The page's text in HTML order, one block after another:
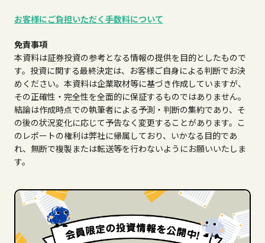
お客様にご負担いただく手数料について
免責事項
本資料は証券投資の参考となる情報の提供を目的としたもので
す。投資に関する最終決定は、お客様ご自身による判断でお決
めください。本資料は企業取材等に基づき作成していますが、
その正確性・完全性を全面的に保証するものではありません。
結論は作成時点での執筆者による予測・判断の集約であり、そ
の後の状況変化に応じて予告なく変更することがあります。こ
のレポートの権利は弊社に帰属しており、いかなる目的であ
れ、無断で複製または転送等を行わないようにお願いいたしま
す。